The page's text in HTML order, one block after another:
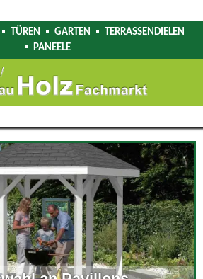
TÜREN GARTEN
TERRASSENDIELEN
PANEELE